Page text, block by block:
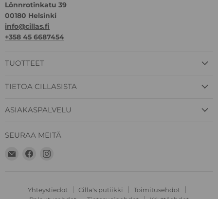
Lönnrotinkatu 39
00180 Helsinki
info@cillas.fi
+358 45 6687454
TUOTTEET
TIETOA CILLASISTA
ASIAKASPALVELU
SEURAA MEITÄ
Löydä
Löydä
Yhteystiedot Cilla's putiikki
Toimitusehdot